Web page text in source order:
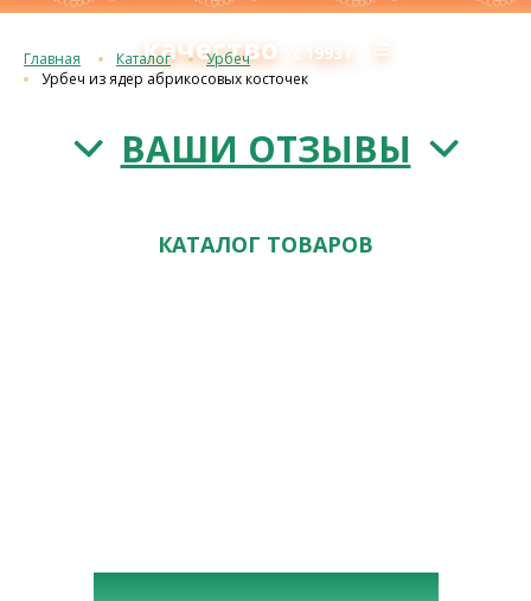
качество
с 1993 г. ≡
Главная Каталог
Урбеч
Урбеч из ядер абрикосовых косточек
ВАШИ ОТЗЫВЫ
КАТАЛОГ ТОВАРОВ